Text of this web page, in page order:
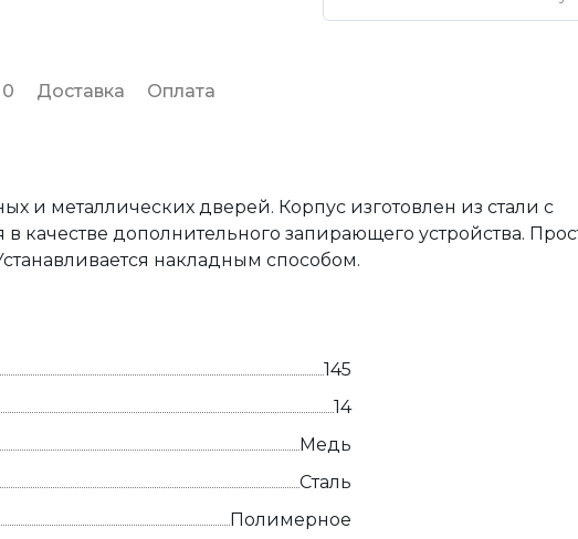
Доставка Оплата
и металлических дверей. Корпус изготовлен из стали с
качестве дополнительного запирающего устройства.
накладным способом.
145
14
Медь
Сталь
Полимерное